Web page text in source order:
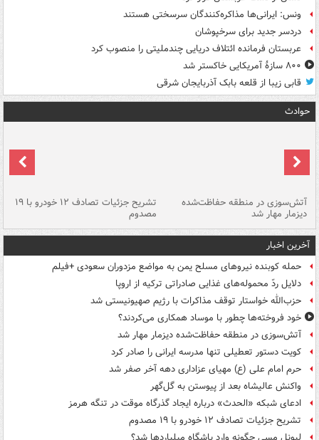
ونس: ایرانی‌ها مذاکره‌کنندگان سرسختی هستند
دردسر جدید برای سرخپوشان
عربستان فرمانده ائتلاف دریایی چندملیتی را منصوب کرد
۸۰۰ سازۀ آمریکایی خاکستر شد
قابی زیبا از قلعه بابک آذربایجان شرقی
حوادث
آتش‌سوزی در منطقه حفاظت‌شده
دیزمار مهار شد
تشریح جزئیات تصادف ۱۲ خودرو با ۱۹
مصدوم
آخرین اخبار
حمله کوبنده نیروهای مسلح یمن به مواضع مزدوران سعودی +فیلم
دلایل ردّ محموله‌های غذایی صادراتی ترکیه از اروپا
حزب‌الله خواستار توقف مذاکرات با رژیم صهیونیستی شد
خود فروخته‌ها چطور با موساد همکاری می‌کردند؟
آتش‌سوزی در منطقه حفاظت‌شده دیزمار مهار شد
کویت دستور تعطیلی تنها مدرسه ایرانی را صادر کرد
حرم امام علی (ع) مهیای عزاداری دهه آخر صفر شد
واکنش عالیشاه بعد از پیوستن به گل‌گهر
ادعای شبکه «الحدث» درباره ایجاد گذرگاه موقت در تنگه هرمز
تشریح جزئیات تصادف ۱۲ خودرو با ۱۹ مصدوم